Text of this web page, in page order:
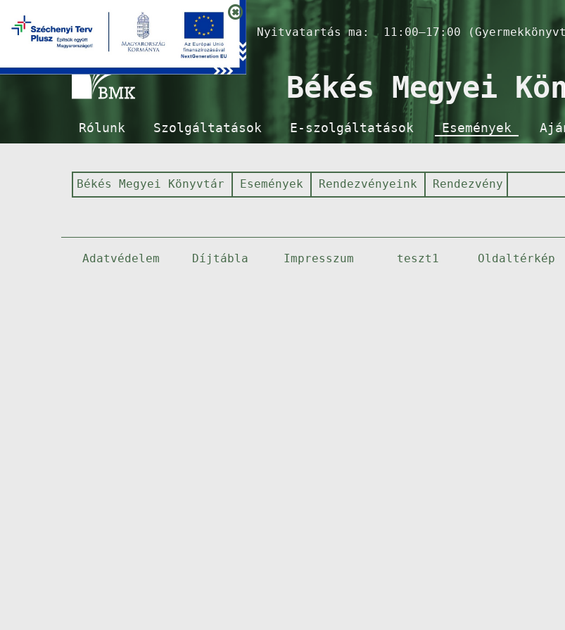
Nyitvatartás ma: 11:00–17:00
Békés Megyei
Rólunk Szolgáltatások E-szolgáltatások Események
Békés Megyei Könyvtár Események Rendezvényeink Rendezvény
Adatvédelem Díjtábla Impresszum teszt1 Oldaltérkép